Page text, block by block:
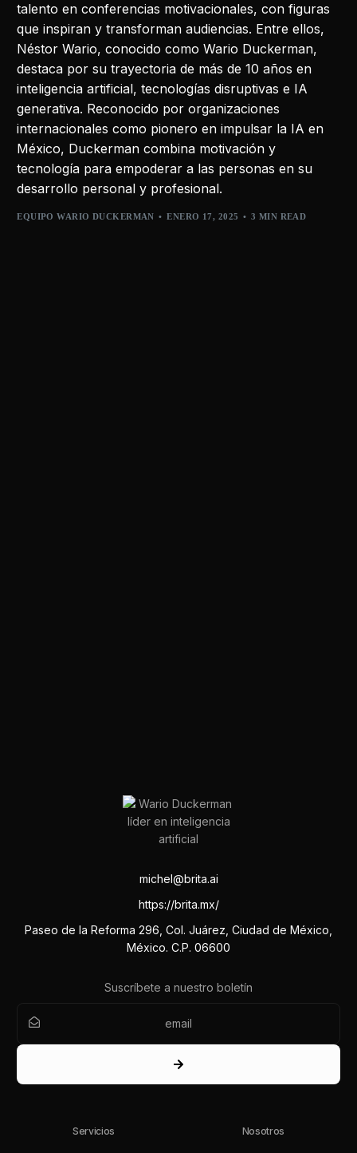
talento en conferencias motivacionales, con figuras
que inspiran y transforman audiencias. Entre ellos,
Néstor Wario, conocido como Wario Duckerman,
destaca por su trayectoria de más de 10 años en
inteligencia artificial, tecnologías disruptivas e IA
generativa. Reconocido por organizaciones
internacionales como pionero en impulsar la IA en
México, Duckerman combina motivación y
tecnología para empoderar a las personas en su
desarrollo personal y profesional.
EQUIPO WARIO DUCKERMAN ENERO 17, 2025 3 MIN READ
michel@brita.ai
https://brita.mx/
Paseo de la Reforma 296, Col. Juárez, Ciudad de México,
México. C.P. 06600
Suscríbete a nuestro boletín
Servicios Nosotros